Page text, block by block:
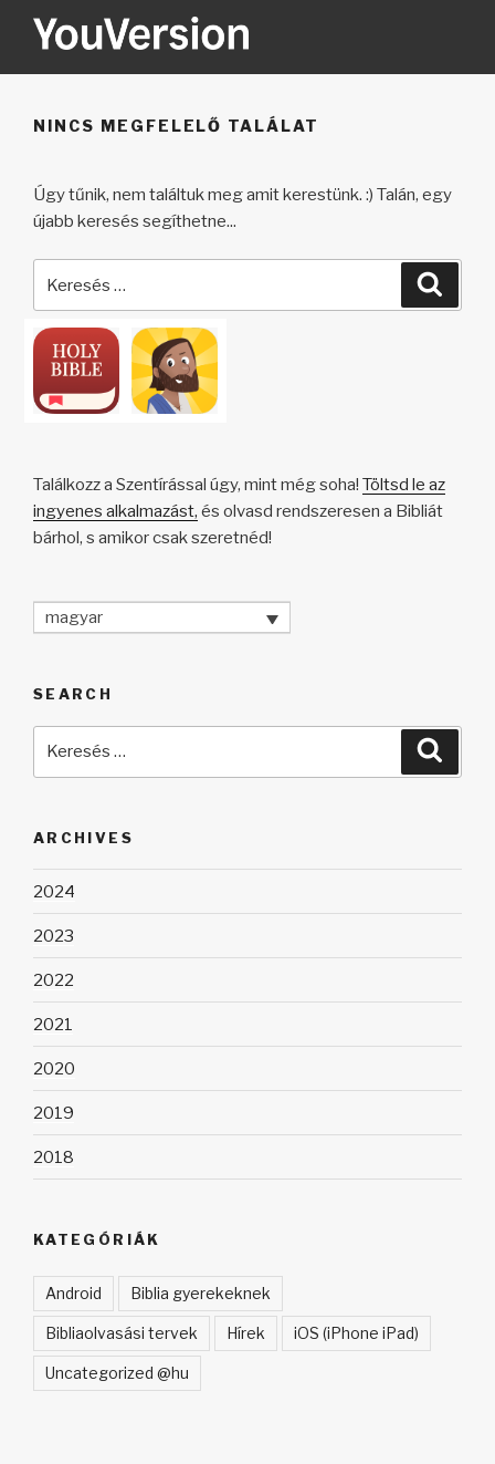
YOUVERSION
NINCS MEGFELELŐ TALÁLAT
Úgy tűnik, nem találtuk meg amit kerestünk. :) Talán, egy
újabb keresés segíthetne...
következő
kifejezésre:
Találkozz a Szentírással úgy, mint még soha! Töltsd le az
ingyenes alkalmazást, és olvasd rendszeresen a Bibliát
bárhol, s amikor csak szeretnéd!
magyar
SEARCH
ARCHIVES
2024
2023
2022
2021
2020
2019
2018
KATEGÓRIÁK
Android Biblia gyerekeknek
Bibliaolvasási tervek Hírek iOS (iPhone iPad)
Uncategorized @hu